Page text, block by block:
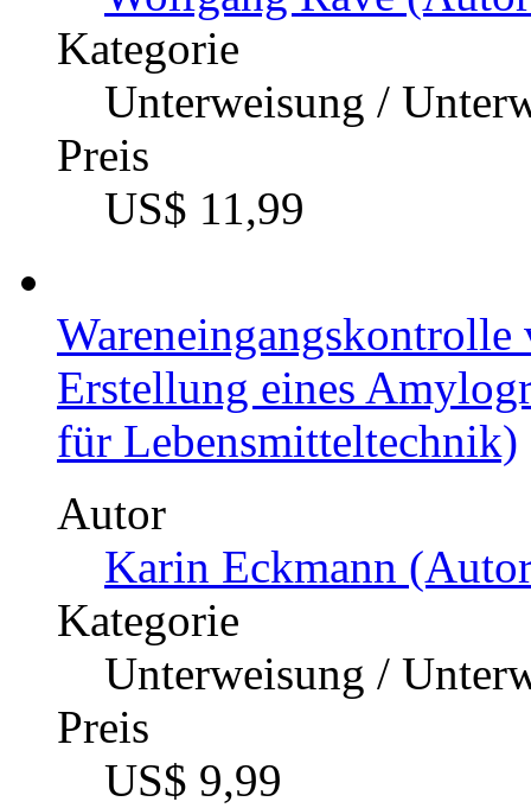
Kategorie
Unterweisung /
Preis
US$ 11,99
Erstellung eines
für Lebensmitteltechnik)
Autor
Karin Eckmann
Kategorie
Unterweisung /
Preis
US$ 9,99